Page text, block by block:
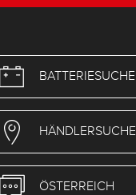
BATTERIESUCHE
HÄNDLERSUCHE
ÖSTERREICH